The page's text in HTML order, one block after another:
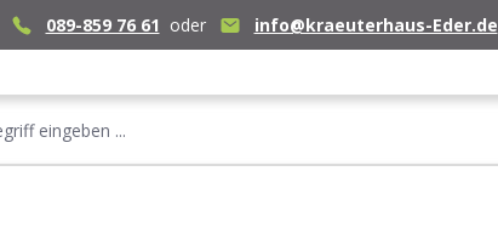
089-859 76 61 oder info@kraeuterhaus-Eder.de